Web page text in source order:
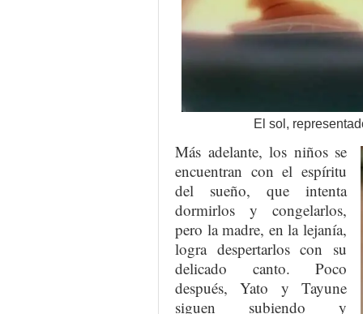
El sol,
Más adelante, los niños se
encuentran con el espíritu
del sueño, que intenta
dormirlos y congelarlos,
pero la madre, en la lejanía,
logra despertarlos con su
delicado canto. Poco
después, Yato y Tayune
siguen subiendo y